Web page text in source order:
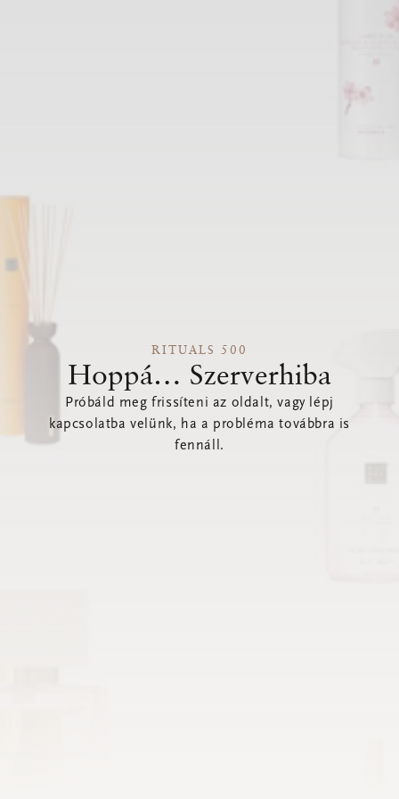
RITUALS 500
Hoppá… Szerverhiba
Próbáld meg frissíteni az oldalt, vagy lépj
kapcsolatba velünk, ha a probléma továbbra is
fennáll.